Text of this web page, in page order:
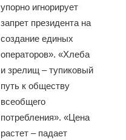
упорно игнорирует
запрет президента на
создание единых
операторов». «Хлеба
и зрелищ – тупиковый
путь к обществу
всеобщего
потребления». «Цена
растет – падает